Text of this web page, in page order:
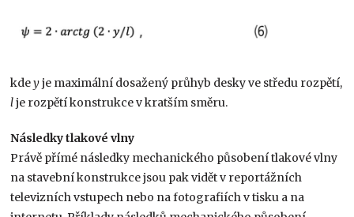
kdeyje maximální dosažený průhyb desky ve středu rozpětí,
lje rozpětí konstrukce v kratším směru.
Následky tlakové vlny
Právě přímé následky mechanického působení tlakové vlny
na stavební konstrukce jsou pak vidět v reportážních
televizních vstupech nebo na fotografiích v tisku a na